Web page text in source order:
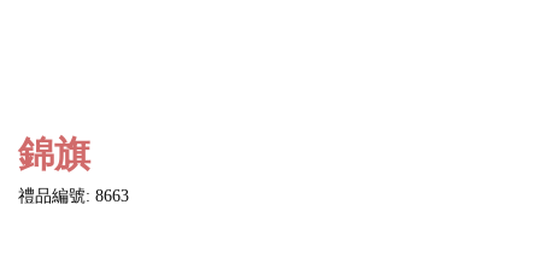
錦旗
禮品編號: 8663